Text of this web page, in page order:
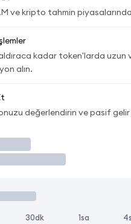
ve kripto tahmin piyasalarında
kadar token'larda uzun
alın.
değerlendirin ve pasif gelir
30dk 1sa